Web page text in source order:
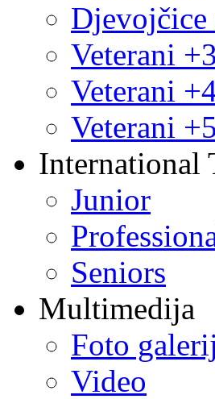
Djevojčice
Veterani
Veterani
Veterani
International
Junior
Seniors
Multimedija
Foto
Video